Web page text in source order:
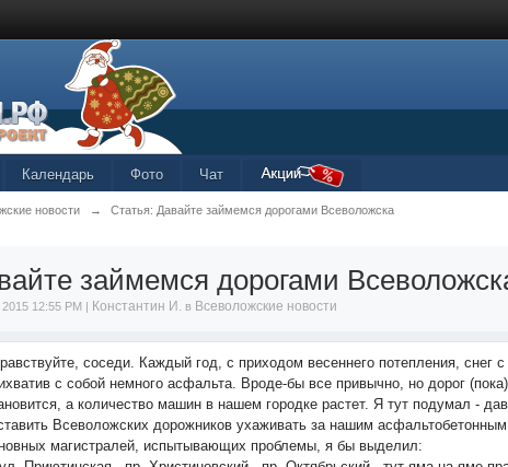
Календарь Фото Чат
новости → Статья: Давайте займемся дорогами Всеволожска
займемся дорогами
12:55 PM | Константин И. в Всеволожские новости
соседи. Каждый год, с приходом весеннего потепления, снег с
с собой немного асфальта. Вроде-бы все привычно, но дорог
а количество машин в нашем городке растет. Я тут подумал -
Всеволожских дорожников ухаживать за нашим
магистралей, испытывающих проблемы, я бы выделил: